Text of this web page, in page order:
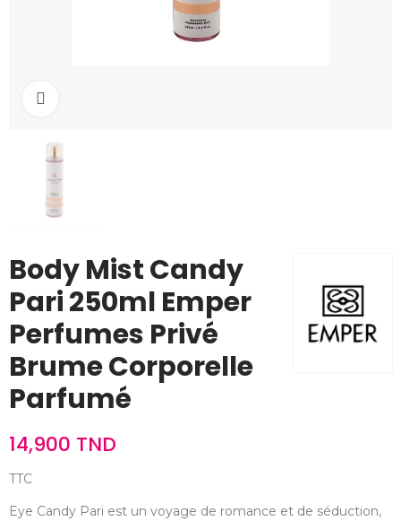
Body Mist Candy
Pari 250ml Emper
Perfumes Privé
Brume Corporelle
Parfumé
14,900 TND
TTC
Eye Candy Pari est un voyage de romance et de séduction,